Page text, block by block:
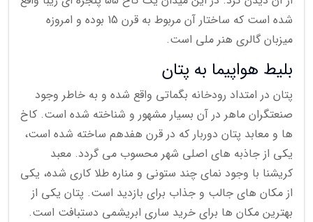
شده است که ساختار آن مربوط به قرن 15 بوده و امروزه
میزبان گالری هنر ملی است.
بلیط هواپیما به پتان
پتان در امتداد رودخانه بگماتی واقع شده و به خاطر وجود
صنعتگران ماهر در آن بسیار مشهور و شناخته شده است. کاخ
ها و معابد پتان دوربار که در قرن هفدهم ساخته شده است،
یکی از جاذبه های اصلی شهر محسوب می گردد. معبد
کریشنا با وجود نمای چند ستونی و مناره طلا کاری شده، یکی
از مکان های جالب و جذاب برای بازدید است. پتان یکی از
بهترین مکان ها برای خرید ساری ابریشمی دستبافت است.